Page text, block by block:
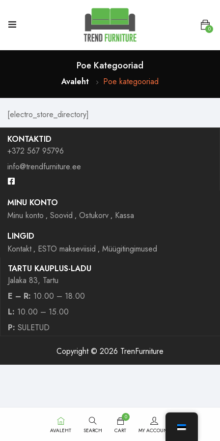
0
Poe Kategooriad
Avaleht Poe kategooriad
[electro_store_directory]
KONTAKTID
+372 567 95796
info@trendfurniture.ee
MINU KONTO
Minu konto
Soovid Ostukorv
Kassa
LINGID
Kontakt
ESTO makseviisid
Müügitingimused
TARTU KAUPLUS-LADU
Jalaka 83, Tartu
E – R: 10.00 – 18.00
L: 10.00 – 15.00
P: SULETUD
Copyright © 2026 TrenFurniture
AVALEHT SEARCH
0
CART
MY ACCOUNT